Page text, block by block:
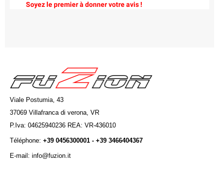
Soyez le premier à donner votre avis !
Viale Postumia, 43
37069 Villafranca di verona, VR
P.Iva: 04625940236 REA: VR-436010
Téléphone: +39 0456300001 - +39 3466404367
E-mail: info@fuzion.it